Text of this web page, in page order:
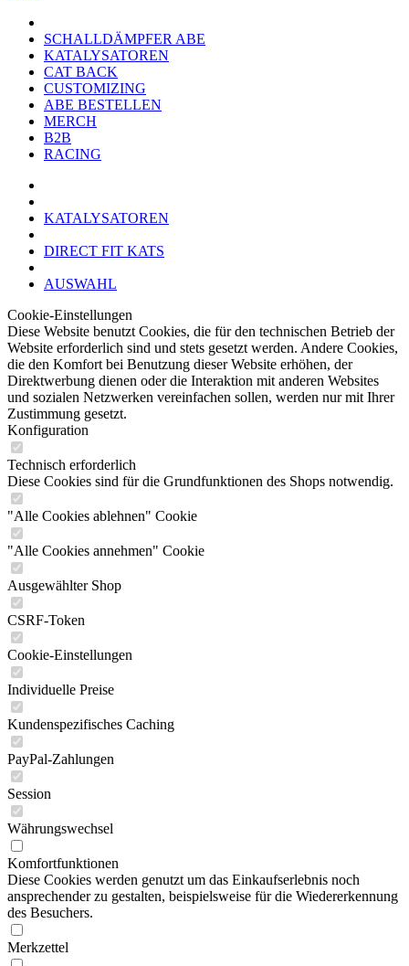
SCHALLDÄMPFER ABE
KATALYSATOREN
CAT BACK
CUSTOMIZING
ABE BESTELLEN
MERCH
B2B
RACING
KATALYSATOREN
DIRECT FIT KATS
AUSWAHL
Cookie-Einstellungen
Diese Website benutzt Cookies, die für den technischen Betrieb der
Website erforderlich sind und stets gesetzt werden. Andere Cookies,
die den Komfort bei Benutzung dieser Website erhöhen, der
Direktwerbung dienen oder die Interaktion mit anderen Websites
und sozialen Netzwerken vereinfachen sollen, werden nur mit Ihrer
Zustimmung gesetzt.
Konfiguration
Technisch erforderlich
Diese Cookies sind für die Grundfunktionen des Shops notwendig.
"Alle Cookies ablehnen" Cookie
"Alle Cookies annehmen" Cookie
Ausgewählter Shop
CSRF-Token
Cookie-Einstellungen
Individuelle Preise
Kundenspezifisches Caching
PayPal-Zahlungen
Session
Währungswechsel
Komfortfunktionen
Diese Cookies werden genutzt um das Einkaufserlebnis noch
ansprechender zu gestalten, beispielsweise für die Wiedererkennung
des Besuchers.
Merkzettel